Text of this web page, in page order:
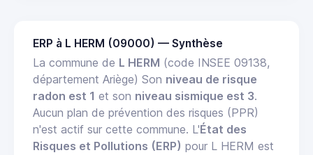
ERP à L HERM (09000) — Synthèse
La commune de L HERM (code INSEE 09138,
département Ariège) Son niveau de risque
radon est 1 et son niveau sismique est 3.
Aucun plan de prévention des risques (PPR)
n'est actif sur cette commune. L'État des
Risques et Pollutions (ERP) pour L HERM est